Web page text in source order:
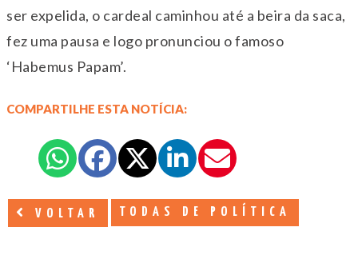
ser expelida, o cardeal caminhou até a beira da saca,
fez uma pausa e logo pronunciou o famoso
‘Habemus Papam’.
COMPARTILHE ESTA NOTÍCIA:
VOLTAR TODAS DE POLÍTICA